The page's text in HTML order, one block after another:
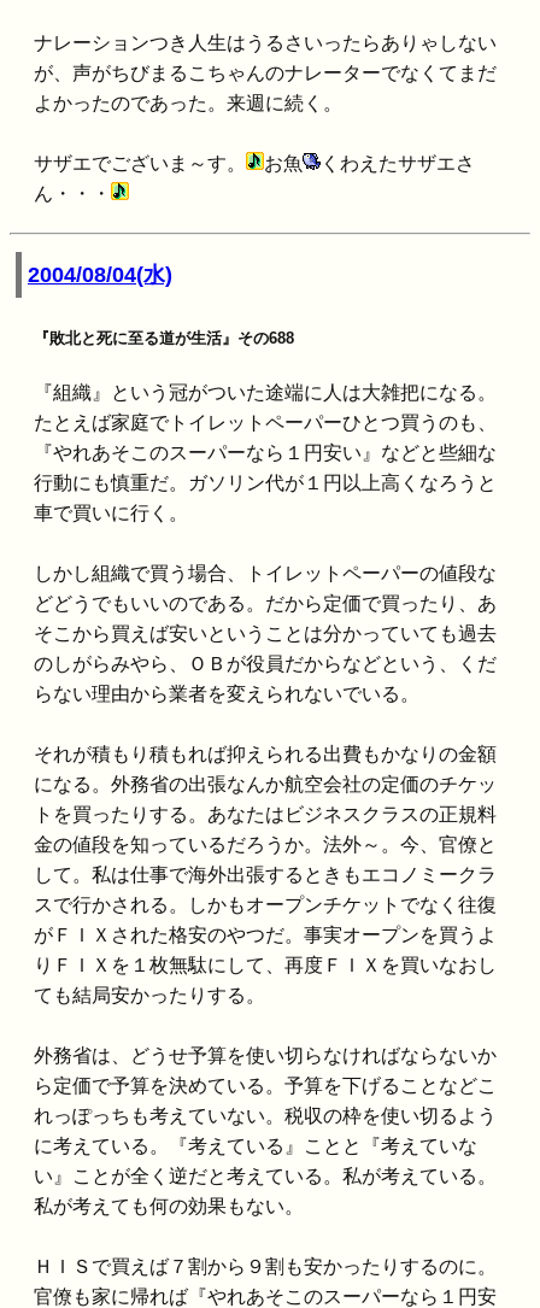
ナレーションつき人生はうるさいったらありゃしない
が、声がちびまるこちゃんのナレーターでなくてまだ
よかったのであった。来週に続く。
サザエでございま～す。 お魚
くわえたサザエさ
ん・・・
2004/08/04(水)
『敗北と死に至る道が生活』その688
『組織』という冠がついた途端に人は大雑把になる。
たとえば家庭でトイレットペーパーひとつ買うのも、
『やれあそこのスーパーなら１円安い』などと些細な
行動にも慎重だ。ガソリン代が１円以上高くなろうと
車で買いに行く。
しかし組織で買う場合、トイレットペーパーの値段な
どどうでもいいのである。だから定価で買ったり、あ
そこから買えば安いということは分かっていても過去
のしがらみやら、ＯＢが役員だからなどという、くだ
らない理由から業者を変えられないでいる。
それが積もり積もれば抑えられる出費もかなりの金額
になる。外務省の出張なんか航空会社の定価のチケッ
トを買ったりする。あなたはビジネスクラスの正規料
金の値段を知っているだろうか。法外～。今、官僚と
して。私は仕事で海外出張するときもエコノミークラ
スで行かされる。しかもオープンチケットでなく往復
がＦＩＸされた格安のやつだ。事実オープンを買うよ
りＦＩＸを１枚無駄にして、再度ＦＩＸを買いなおし
ても結局安かったりする。
外務省は、どうせ予算を使い切らなければならないか
ら定価で予算を決めている。予算を下げることなどこ
れっぽっちも考えていない。税収の枠を使い切るよう
に考えている。『考えている』ことと『考えていな
い』ことが全く逆だと考えている。私が考えている。
私が考えても何の効果もない。
ＨＩＳで買えば７割から９割も安かったりするのに。
官僚も家に帰れば『やれあそこのスーパーなら１円安